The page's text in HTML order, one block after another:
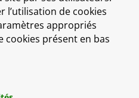
l’utilisation de cookies
appropriés
cookies présent en bas